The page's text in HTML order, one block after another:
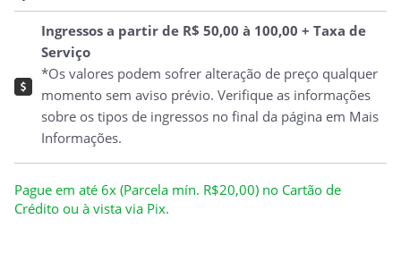
Ingressos a partir de R$ 50,00 à 100,00 + Taxa de
Serviço
*Os valores podem sofrer alteração de preço qualquer
momento sem aviso prévio. Verifique as informações
sobre os tipos de ingressos no final da página em Mais
Informações.
Pague em até 6x (Parcela mín. R$20,00) no Cartão de
Crédito ou à vista via Pix.